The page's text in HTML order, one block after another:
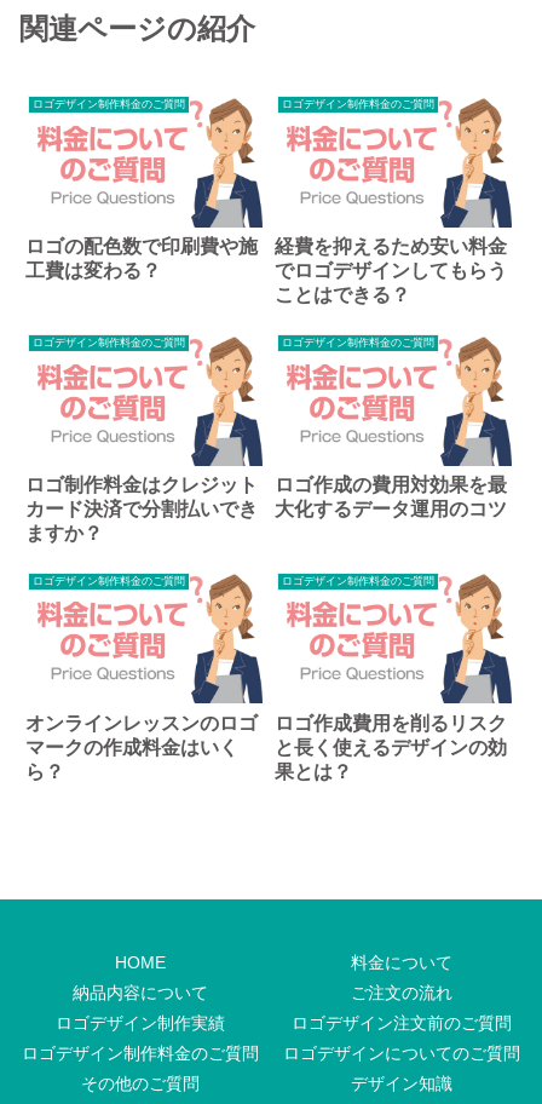
関連ページの紹介
ロゴデザイン制作料金のご質問
ロゴの配色数で印刷費や施
工費は変わる？
ロゴデザイン制作料金のご質問
経費を抑えるため安い料金
でロゴデザインしてもらう
ことはできる？
ロゴデザイン制作料金のご質問
ロゴ制作料金はクレジット
カード決済で分割払いでき
ますか？
ロゴデザイン制作料金のご質問
ロゴ作成の費用対効果を最
大化するデータ運用のコツ
ロゴデザイン制作料金のご質問
オンラインレッスンのロゴ
マークの作成料金はいく
ら？
ロゴデザイン制作料金のご質問
ロゴ作成費用を削るリスク
と長く使えるデザインの効
果とは？
HOME
料金について
納品内容について
ご注文の流れ
ロゴデザイン制作実績
ロゴデザイン注文前のご質問
ロゴデザイン制作料金のご質問
ロゴデザインについてのご質問
その他のご質問
デザイン知識